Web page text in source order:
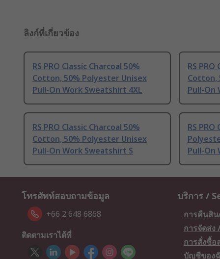
ลิงก์ที่เกี่ยวข้อง
RS PRO Classic Charcoal 50%
Cotton, 50% Polyester Unisex
Pull-On Work Sweatshirt 4XL
RS
Cotton,
Pull-On
RS PRO Classic Charcoal 50%
Cotton, 50% Polyester Unisex
Pull-On Work Sweatshirt S
RS
Pull-On
โทรศัพท์สอบถามข้อมูล
+66 2 648 6868
ติดตามเราได้ที่
บริการ /
การคืนสิ
การจัดส่
การสั่งซื้อ
บัญชีของ